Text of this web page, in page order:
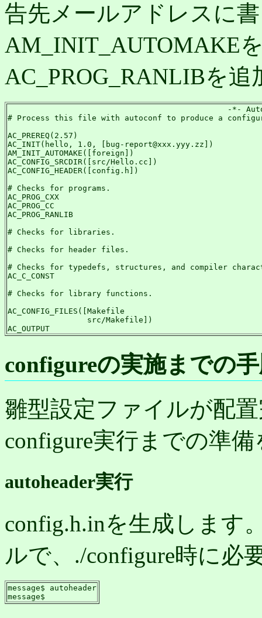
告先メールアドレスに
AM_INIT_AUTOMAKE
AC_PROG_RANLIBを
-*-
# Process this file with autoconf to produce a
AC_PREREQ(2.57)
AC_INIT(hello, 1.0, [bug-report@xxx.yyy.zz])
AM_INIT_AUTOMAKE([foreign])
AC_CONFIG_SRCDIR([src/Hello.cc])
AC_CONFIG_HEADER([config.h])
# Checks for programs.
AC_PROG_CXX
AC_PROG_CC
AC_PROG_RANLIB
# Checks for libraries.
# Checks for header files.
# Checks for typedefs, structures, and compiler
AC_C_CONST
# Checks for library functions.
AC_CONFIG_FILES([Makefile
                 src/Makefile])
AC_OUTPUT
configureの実施までの
雛型設定ファイルが配
configure実行までの準
autoheader実行
config.h.inを生成します
ルで、./configure時に必
message$ autoheader
message$